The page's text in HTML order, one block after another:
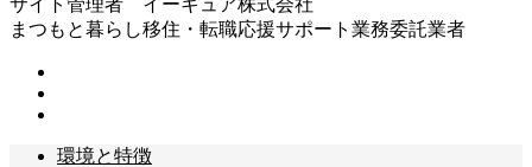
まつもと暮らし移住・転職応援サポート業務委託業者
環境と特徴